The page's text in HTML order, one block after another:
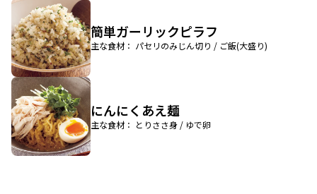
簡単ガーリックピラフ
主な食材： パセリのみじん切り / ご飯(大盛り)
にんにくあえ麺
主な食材： とりささ身 / ゆで卵